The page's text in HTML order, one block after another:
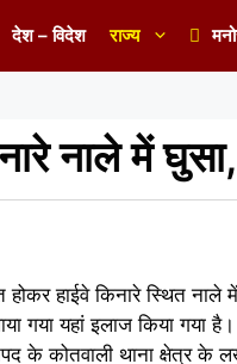
देश – विदेश राज्य
नाले में
हाईवे किनारे स्थित नाले
गया यहां इलाज किया गया
के कोतवाली थाना क्षेत्र के